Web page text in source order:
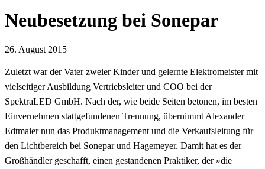
Neubesetzung bei Sonepar
26. August 2015
Zuletzt war der Vater zweier Kinder und gelernte Elektromeister mit
vielseitiger Ausbildung Vertriebsleiter und COO bei der
SpektraLED GmbH. Nach der, wie beide Seiten betonen, im besten
Einvernehmen stattgefundenen Trennung, übernimmt Alexander
Edtmaier nun das Produktmanagement und die Verkaufsleitung für
den Lichtbereich bei Sonepar und Hagemeyer. Damit hat es der
Großhändler geschafft, einen gestandenen Praktiker, der »die